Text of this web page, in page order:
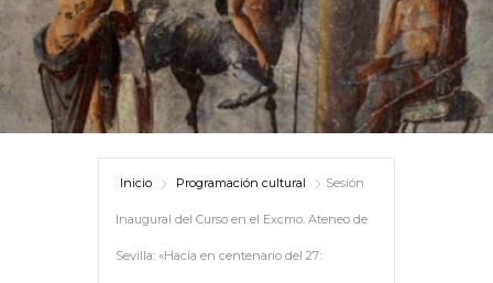
Inicio Programación cultural Sesión
Inaugural del Curso en el Excmo. Ateneo de
Sevilla: «Hacia en centenario del 27: